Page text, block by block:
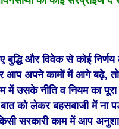
और विवेक से कोई
आप अपने कामों में आगे बढ़े,
में उसके नीति व नियम का
को लेकर बहसबाजी में ना
सरकारी काम में आप